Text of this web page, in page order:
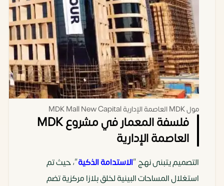
مول MDK العاصمة الإدارية MDK Mall New Capital
فلسفة المعمار في مشروع MDK
العاصمة الإدارية
التصميم يتبنى نهج “الاستدامة الذكية“، حيث تم
استغلال المساحات البينية لخلق بلازا مركزية تضم